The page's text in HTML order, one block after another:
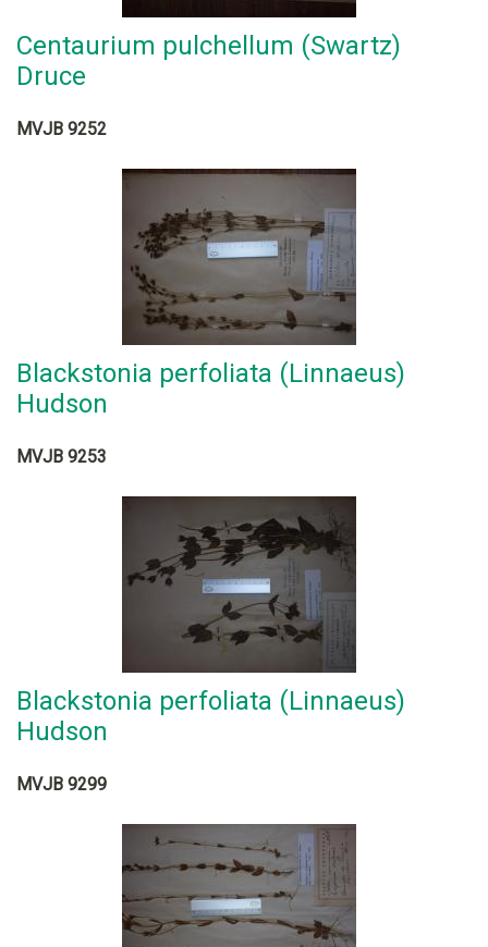
Centaurium pulchellum (Swartz)
Druce
MVJB 9252
Blackstonia perfoliata (Linnaeus)
Hudson
MVJB 9253
Blackstonia perfoliata (Linnaeus)
Hudson
MVJB 9299